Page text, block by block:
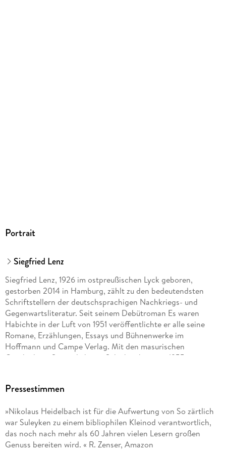
Portrait
Siegfried Lenz
Siegfried Lenz, 1926 im ostpreußischen Lyck geboren,
gestorben 2014 in Hamburg, zählt zu den bedeutendsten
Schriftstellern der deutschsprachigen Nachkriegs- und
Gegenwartsliteratur. Seit seinem Debütroman Es waren
Habichte in der Luft von 1951 veröffentlichte er alle seine
Romane, Erzählungen, Essays und Bühnenwerke im
Hoffmann und Campe Verlag. Mit den masurischen
Geschichten So zärtlich war Suleyken hatte er 1955 seinen
(z. B. Der Mann im Strom, 1957, oder Brot und Spiele, 1959)
Zu Lenz' größtem Erfolg wurde der 1968 erschienene Roman
Deutschstunde. Bis heute ist die Geschichte eines Polizisten,
der im Nationalsozialismus das Malverbot seines Freundes
überwacht, eine bestechende Entlarvung eines pervertierten
Pressestimmen
»Nikolaus Heidelbach ist für die Aufwertung von So zärtlich
war Suleyken zu einem bibliophilen Kleinod verantwortlich,
das noch nach mehr als 60 Jahren vielen Lesern großen
Genuss bereiten wird. « R. Zenser, Amazon